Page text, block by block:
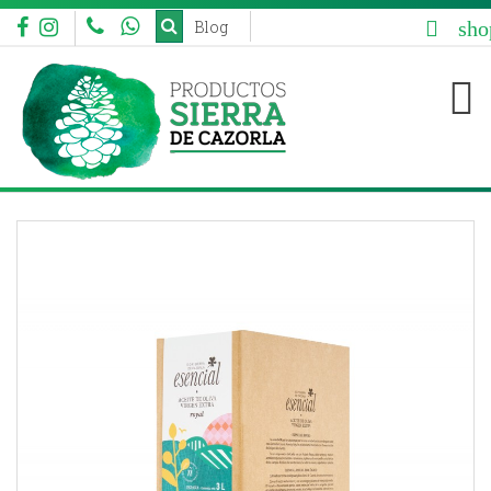


Blog